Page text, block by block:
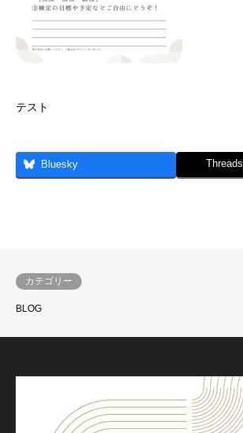
テスト
Bluesky Threads
カテゴリー
BLOG